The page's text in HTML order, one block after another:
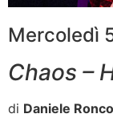
Mercoledì
Chaos –
di Daniele Ronco